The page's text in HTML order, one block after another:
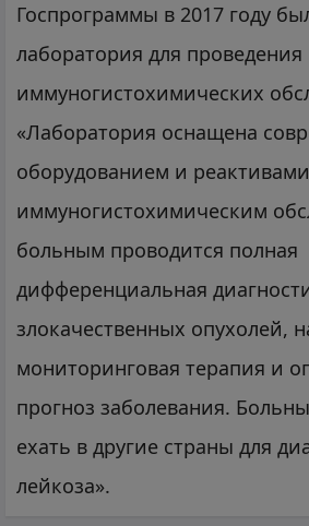
Госпрограммы в 2017 году
лаборатория для проведения
иммуногистохимических
«Лаборатория оснащена
оборудованием и
иммуногистохимическим
больным проводится полная
дифференциальная
злокачественных опухолей,
мониторинговая терапия и
прогноз заболевания.
ехать в другие страны для
лейкоза».